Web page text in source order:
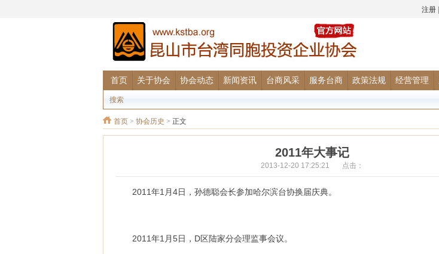
首页 关于协会 协会动态 新闻资讯 台商风采 服务台商 政策法规 经营管理
搜索
首页 > 协会历史 > 正文
2011年大事记
2013-12-20 17:25:21 点击：
2011年1月4日，孙德聪会长参加哈尔滨台协换届庆典。
2011年1月5日，D区陆家分会理监事会议。